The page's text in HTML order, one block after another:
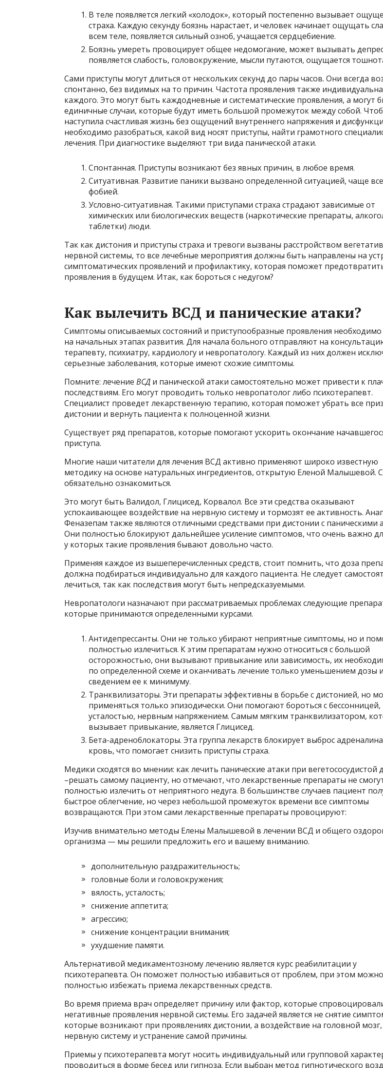
В теле появляется легкий «холодок», который постепенно вызывает
страха. Каждую секунду боязнь нарастает, и человек начинает ощущать
всем теле, появляется сильный озноб, учащается сердцебиение.
Боязнь умереть провоцирует общее недомогание, может вызывать
появляется слабость, головокружение, мысли путаются, ощущается
Сами приступы могут длиться от нескольких секунд до пары часов. Они всегда
спонтанно, без видимых на то причин. Частота проявления также
каждого. Это могут быть каждодневные и систематические проявления, а могут
единичные случаи, которые будут иметь большой промежуток между собой.
наступила счастливая жизнь без ощущений внутреннего напряжения и
необходимо разобраться, какой вид носят приступы, найти грамотного
лечения. При диагностике выделяют три вида панической атаки.
Спонтанная. Приступы возникают без явных причин, в любое время.
Ситуативная. Развитие паники вызвано определенной ситуацией, чаще
фобией.
Условно-ситуативная. Такими приступами страха страдают зависимые от
химических или биологических веществ (наркотические препараты,
таблетки) люди.
Так как дистония и приступы страха и тревоги вызваны расстройством
нервной системы, то все лечебные мероприятия должны быть направлены на
симптоматических проявлений и профилактику, которая поможет
проявления в будущем. Итак, как бороться с недугом?
Как вылечить ВСД и панические атаки?
Симптомы описываемых состояний и приступообразные проявления необходимо
на начальных этапах развития. Для начала больного отправляют на
терапевту, психиатру, кардиологу и невропатологу. Каждый из них должен
серьезные заболевания, которые имеют схожие симптомы.
Помните: лечение ВСД и панической атаки самостоятельно может привести к
последствиям. Его могут проводить только невропатолог либо психотерапевт.
Специалист проведет лекарственную терапию, которая поможет убрать все
дистонии и вернуть пациента к полноценной жизни.
Существует ряд препаратов, которые помогают ускорить окончание
приступа.
Многие наши читатели для лечения ВСД активно применяют широко известную
методику на основе натуральных ингредиентов, открытую Еленой Малышевой.
обязательно ознакомиться.
Это могут быть Валидол, Глицисед, Корвалол. Все эти средства оказывают
успокаивающее воздействие на нервную систему и тормозят ее активность.
Феназепам также являются отличными средствами при дистонии с паническими
Они полностью блокируют дальнейшее усиление симптомов, что очень важно
у которых такие проявления бывают довольно часто.
Применяя каждое из вышеперечисленных средств, стоит помнить, что доза
должна подбираться индивидуально для каждого пациента. Не следует
лечиться, так как последствия могут быть непредсказуемыми.
Невропатологи назначают при рассматриваемых проблемах следующие
которые принимаются определенными курсами.
Антидепрессанты. Они не только убирают неприятные симптомы, но и
полностью излечиться. К этим препаратам нужно относиться с большой
осторожностью, они вызывают привыкание или зависимость, их
по определенной схеме и оканчивать лечение только уменьшением дозы и
сведением ее к минимуму.
Транквилизаторы. Эти препараты эффективны в борьбе с дистонией, но
применяться только эпизодически. Они помогают бороться с бессонницей,
усталостью, нервным напряжением. Самым мягким транквилизатором,
вызывает привыкание, является Глицисед.
Бета-адреноблокаторы. Эта группа лекарств блокирует выброс
кровь, что помогает снизить приступы страха.
Медики сходятся во мнении: как лечить панические атаки при вегетососудистой
–решать самому пациенту, но отмечают, что лекарственные препараты не
полностью излечить от неприятного недуга. В большинстве случаев пациент
быстрое облегчение, но через небольшой промежуток времени все симптомы
возвращаются. При этом сами лекарственные препараты провоцируют:
Изучив внимательно методы Елены Малышевой в лечении ВСД и общего
организма — мы решили предложить его и вашему вниманию.
дополнительную раздражительность;
головные боли и головокружения;
вялость, усталость;
снижение аппетита;
агрессию;
снижение концентрации внимания;
ухудшение памяти.
Альтернативой медикаментозному лечению является курс реабилитации у
психотерапевта. Он поможет полностью избавиться от проблем, при этом можно
полностью избежать приема лекарственных средств.
Во время приема врач определяет причину или фактор, которые
негативные проявления нервной системы. Его задачей является не снятие
которые возникают при проявлениях дистонии, а воздействие на головной мозг,
нервную систему и устранение самой причины.
Приемы у психотерапевта могут носить индивидуальный или групповой
проводиться в форме бесед или гипноза. Если выбран метод гипнотического